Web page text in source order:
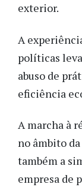
exterior.
A
políticas
abuso de
eficiência
A marcha à
no âmbito
também a
empresa de